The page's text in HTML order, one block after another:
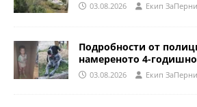
03.08.2026 Eкип
Подробности от
намереното 4-
03.08.2026 Eкип